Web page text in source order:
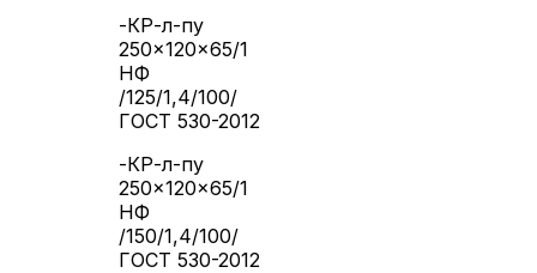
-КР-л-пу
250×120×65/1
НФ
/125/1,4/100/
ГОСТ 530-2012
-КР-л-пу
250×120×65/1
НФ
/150/1,4/100/
ГОСТ 530-2012